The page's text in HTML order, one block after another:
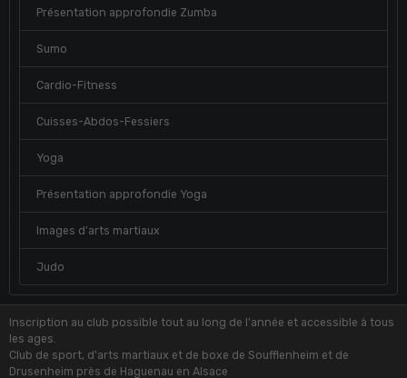
Présentation approfondie Zumba
Sumo
Cardio-Fitness
Cuisses-Abdos-Fessiers
Yoga
Présentation approfondie Yoga
Images d'arts martiaux
Judo
Inscription au club possible tout au long de l'année et accessible à tous
les ages.
Club de sport, d'arts martiaux et de boxe de Soufflenheim et de
Drusenheim près de Haguenau en Alsace